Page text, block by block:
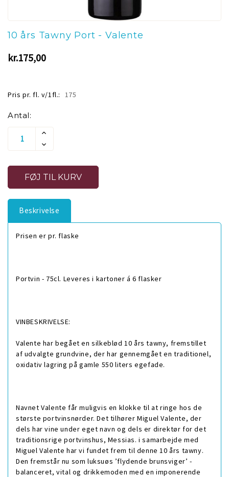
10 års Tawny Port - Valente
kr.175,00
Pris pr. fl. v/1fl.: 175
Aktuelt
lager:
Antal:
Øg
Af
Undefined
Reducer
Antallet
Undefined
Beskrivelse
Prisen er pr. flaske
Portvin - 75cl. Leveres i kartoner á 6 flasker
VINBESKRIVELSE:
Valente har begået en silkeblød 10 års tawny, fremstillet
af udvalgte grundvine, der har gennemgået en traditionel,
oxidativ lagring på gamle 550 liters egefade.
Navnet Valente får muligvis en klokke til at ringe hos de
største portvinsnørder. Det tilhører Miguel Valente, der
dels har vine under eget navn og dels er direktør for det
traditionsrige portvinshus, Messias. i samarbejde med
Miguel Valente har vi fundet frem til denne 10 års tawny.
Den fremstår nu som luksuøs ’flydende brunsviger’ -
balanceret, vital og drikkemoden med en imponerende